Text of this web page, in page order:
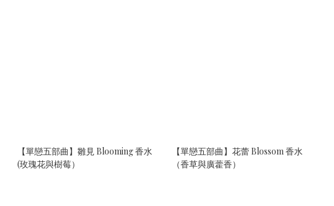
【單戀五部曲】雛見 Blooming 香水
(玫瑰花與樹莓）
【單戀五部曲】花蕾 Blossom 香水
（香草與廣藿香）